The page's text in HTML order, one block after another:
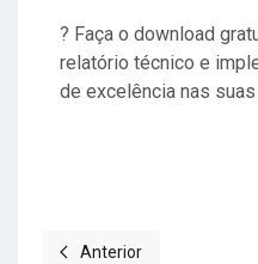
? Faça o download
relatório técnico e
de excelência nas
Artigo anterior: Contratar
Anterior